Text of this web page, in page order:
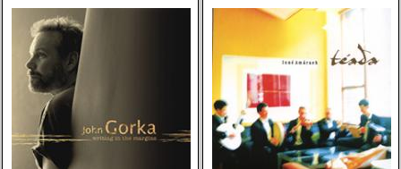
Just Like the Birds (Rootsy)
Steve Earle The Low
Highway (New West) Bob
Dylan Another Self Portrait
(Columbia) Halden Electric
Women (Rootsy) Rokia
Traoré Beautiful Africa
(Nonesuch) Sam Baker Say
Grace (Sam Baker Music)